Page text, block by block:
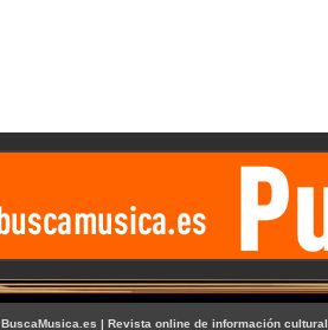
BuscaMusica.es | Revista online de información cultural